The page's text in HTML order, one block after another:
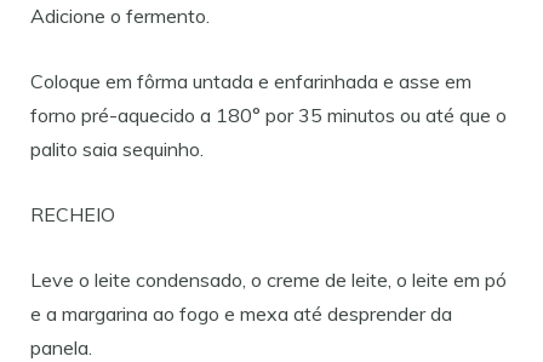
Adicione o fermento.
Coloque em fôrma untada e enfarinhada e asse em
forno pré-aquecido a 180° por 35 minutos ou até que o
palito saia sequinho.
RECHEIO
Leve o leite condensado, o creme de leite, o leite em pó
e a margarina ao fogo e mexa até desprender da
panela.